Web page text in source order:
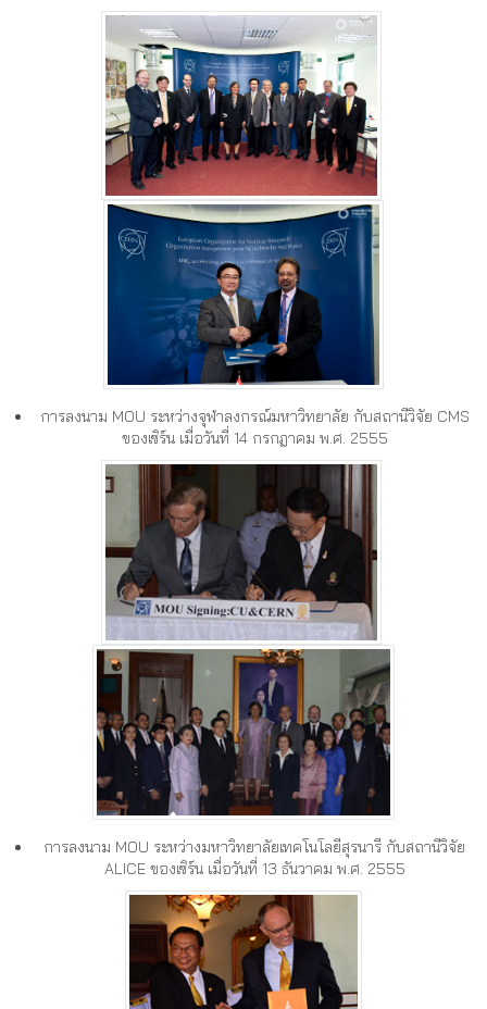
การลงนาม MOU ระหว่างจุฬาลงกรณ์มหาวิทยาลัย กับสถานีวิจัย CMS
ของเซิร์น เมื่อวันที่ 14 กรกฎาคม พ.ศ. 2555
การลงนาม MOU ระหว่างมหาวิทยาลัยเทคโนโลยีสุรนารี กับสถานีวิจัย
ALICE ของเซิร์น เมื่อวันที่ 13 ธันวาคม พ.ศ. 2555